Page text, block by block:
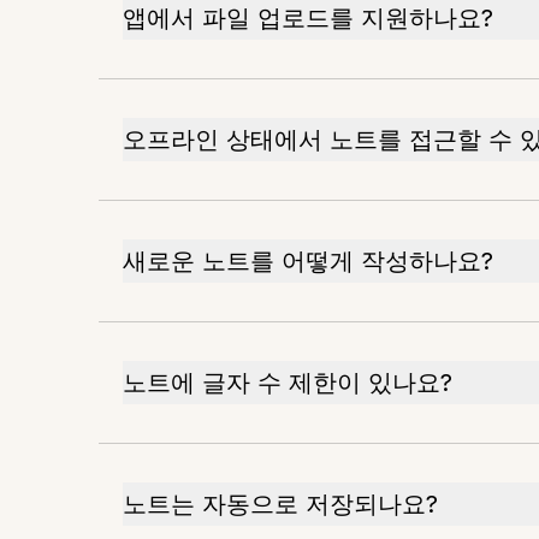
앱에서 파일 업로드를 지원하나요?
오프라인 상태에서 노트를 접근할 수
새로운 노트를 어떻게 작성하나요?
노트에 글자 수 제한이 있나요?
노트는 자동으로 저장되나요?